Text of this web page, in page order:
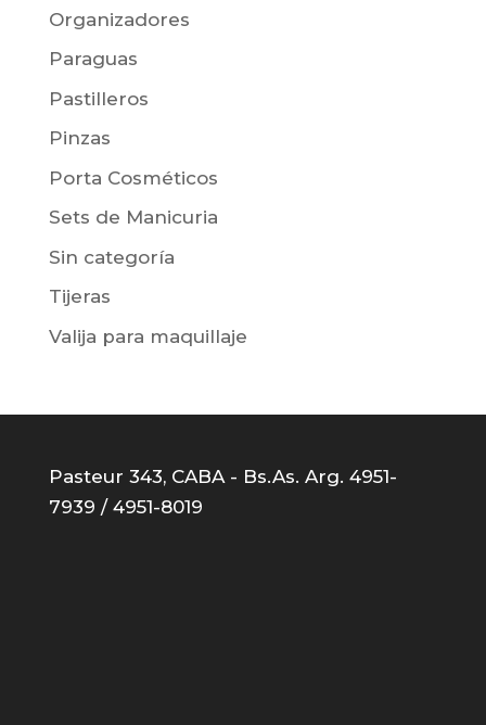
Organizadores
Paraguas
Pastilleros
Pinzas
Porta Cosméticos
Sets de Manicuria
Sin categoría
Tijeras
Valija para maquillaje
Pasteur 343, CABA - Bs.As. Arg. 4951-
7939 / 4951-8019